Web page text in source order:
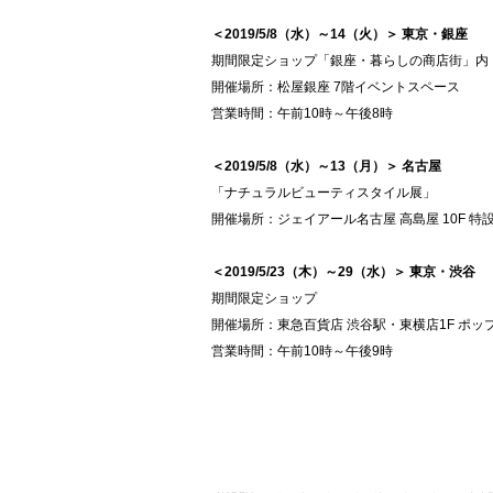
＜2019/5/8（水）～14（火）＞ 東京・銀座
期間限定ショップ「銀座・暮らしの商店街」内
開催場所：松屋銀座 7階イベントスペース
営業時間：午前10時～午後8時
＜2019/5/8（水）～13（月）＞ 名古屋
「ナチュラルビューティスタイル展」
開催場所：ジェイアール名古屋 高島屋 10F 特
＜2019/5/23（木）～29（水）＞ 東京・渋谷
期間限定ショップ
開催場所：東急百貨店 渋谷駅・東横店1F ポッ
営業時間：午前10時～午後9時